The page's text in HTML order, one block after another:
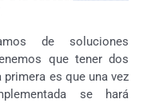
de soluciones
que tener dos
es que una vez
se hará